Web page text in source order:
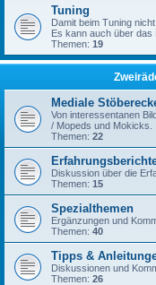
Tuning
Damit beim Tuning
Es kann auch über das
Themen: 19
Mediale
Von interessentanen
/ Mopeds und Mokicks.
Themen: 22
Diskussion über die
Themen: 15
Spezialthemen
Ergänzungen und
Themen: 40
Tipps &
Diskussionen und
Themen: 26